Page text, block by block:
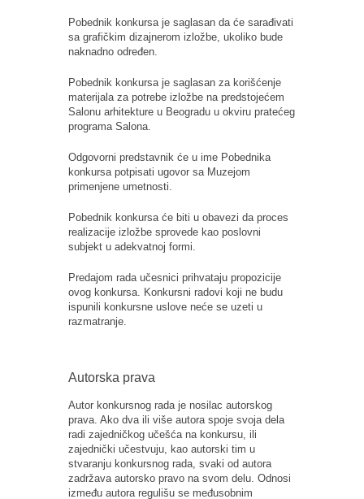
Pobednik konkursa je saglasan da će sarađivati
sa grafičkim dizajnerom izložbe, ukoliko bude
naknadno određen.
Pobednik konkursa je saglasan za korišćenje
materijala za potrebe izložbe na predstojećem
Salonu arhitekture u Beogradu u okviru pratećeg
programa Salona.
Odgovorni predstavnik će u ime Pobednika
konkursa potpisati ugovor sa Muzejom
primenjene umetnosti.
Pobednik konkursa će biti u obavezi da proces
realizacije izložbe sprovede kao poslovni
subjekt u adekvatnoj formi.
Predajom rada učesnici prihvataju propozicije
ovog konkursa. Konkursni radovi koji ne budu
ispunili konkursne uslove neće se uzeti u
razmatranje.
Autorska prava
Autor konkursnog rada je nosilac autorskog
prava. Ako dva ili više autora spoje svoja dela
radi zajedničkog učešća na konkursu, ili
zajednički učestvuju, kao autorski tim u
stvaranju konkursnog rada, svaki od autora
zadržava autorsko pravo na svom delu. Odnosi
između autora regulišu se međusobnim